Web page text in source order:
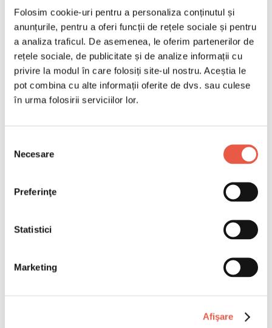
Folosim cookie-uri pentru a personaliza conținutul și
anunțurile, pentru a oferi funcții de rețele sociale și pentru
a analiza traficul. De asemenea, le oferim partenerilor de
rețele sociale, de publicitate și de analize informații cu
privire la modul în care folosiți site-ul nostru. Aceștia le
pot combina cu alte informații oferite de dvs. sau culese
în urma folosirii serviciilor lor.
consimțământului
Necesare
Preferinţe
Statistici
Marketing
Afişare